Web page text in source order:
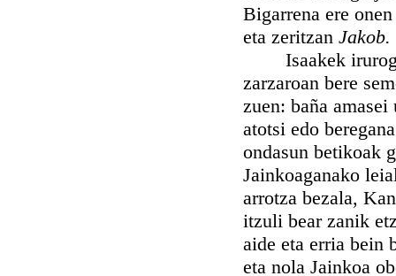
Bigarrena ere
eta zeritzan Jakob.
Isaakek irurogei
zarzaroan bere
zuen: baña
atotsi edo
ondasun betikoak
Jainkoaganako
arrotza bezala,
itzuli bear zanik
aide eta erria bein
eta nola Jainkoa